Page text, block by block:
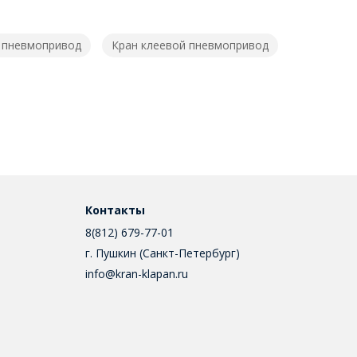
пневмопривод Кран клеевой пневмопривод
Контакты
8(812) 679-77-01
г. Пушкин (Санкт-Петербург)
info@kran-klapan.ru